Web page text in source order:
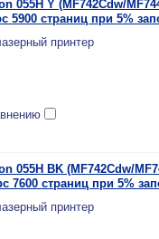
055H Y (MF742Cdw/
5900 страниц при 5%
принтер
055H BK (MF742Cdw/
7600 страниц при 5%
принтер